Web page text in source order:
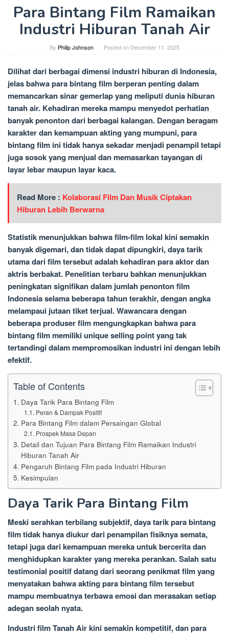
Para Bintang Film Ramaikan
Industri Hiburan Tanah Air
By Philip Johnson Posted on December 11, 2025
Dilihat dari berbagai dimensi industri hiburan di Indonesia,
jelas bahwa para bintang film berperan penting dalam
memancarkan sinar gemerlap yang meliputi dunia hiburan
tanah air. Kehadiran mereka mampu menyedot perhatian
banyak penonton dari berbagai kalangan. Dengan beragam
karakter dan kemampuan akting yang mumpuni, para
bintang film ini tidak hanya sekadar menjadi penampil tetapi
juga sosok yang menjual dan memasarkan tayangan di
layar lebar maupun layar kaca.
Read More : Kolaborasi Film Dan Musik Ciptakan
Hiburan Lebih Berwarna
Statistik menunjukkan bahwa film-film lokal kini semakin
banyak digemari, dan tidak dapat dipungkiri, daya tarik
utama dari film tersebut adalah kehadiran para aktor dan
aktris berbakat. Penelitian terbaru bahkan menunjukkan
peningkatan signifikan dalam jumlah penonton film
Indonesia selama beberapa tahun terakhir, dengan angka
melampaui jutaan tiket terjual. Wawancara dengan
beberapa produser film mengungkapkan bahwa para
bintang film memiliki unique selling point yang tak
tertandingi dalam mempromosikan industri ini dengan lebih
efektif.
Table of Contents
Daya Tarik Para Bintang Film
Peran & Dampak Positif
Para Bintang Film dalam Persaingan Global
Prospek Masa Depan
Detail dan Tujuan Para Bintang Film Ramaikan Industri
Hiburan Tanah Air
Pengaruh Bintang Film pada Industri Hiburan
Kesimpulan
Daya Tarik Para Bintang Film
Meski serahkan terbilang subjektif, daya tarik para bintang
film tidak hanya diukur dari penampilan fisiknya semata,
tetapi juga dari kemampuan mereka untuk bercerita dan
menghidupkan karakter yang mereka perankan. Salah satu
testimonial positif datang dari seorang penikmat film yang
menyatakan bahwa akting para bintang film tersebut
mampu membuatnya terbawa emosi dan merasakan setiap
adegan seolah nyata.
Industri film Tanah Air kini semakin kompetitif, dan para